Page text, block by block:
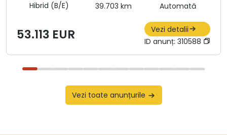
Hibrid (B/E) 39.703 km Automată
53.113 EUR
Vezi detalii
ID anunț: 310588
Vezi toate anunțurile